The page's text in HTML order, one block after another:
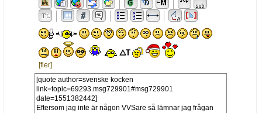
[fler]